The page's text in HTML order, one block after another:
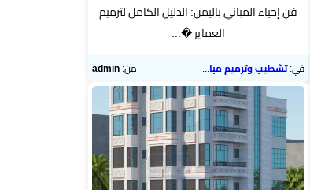
فن إحياء المباني باليمن: الدليل الكامل لترميم
العماير �...
في:تشطيب وترميم مباني من:admin